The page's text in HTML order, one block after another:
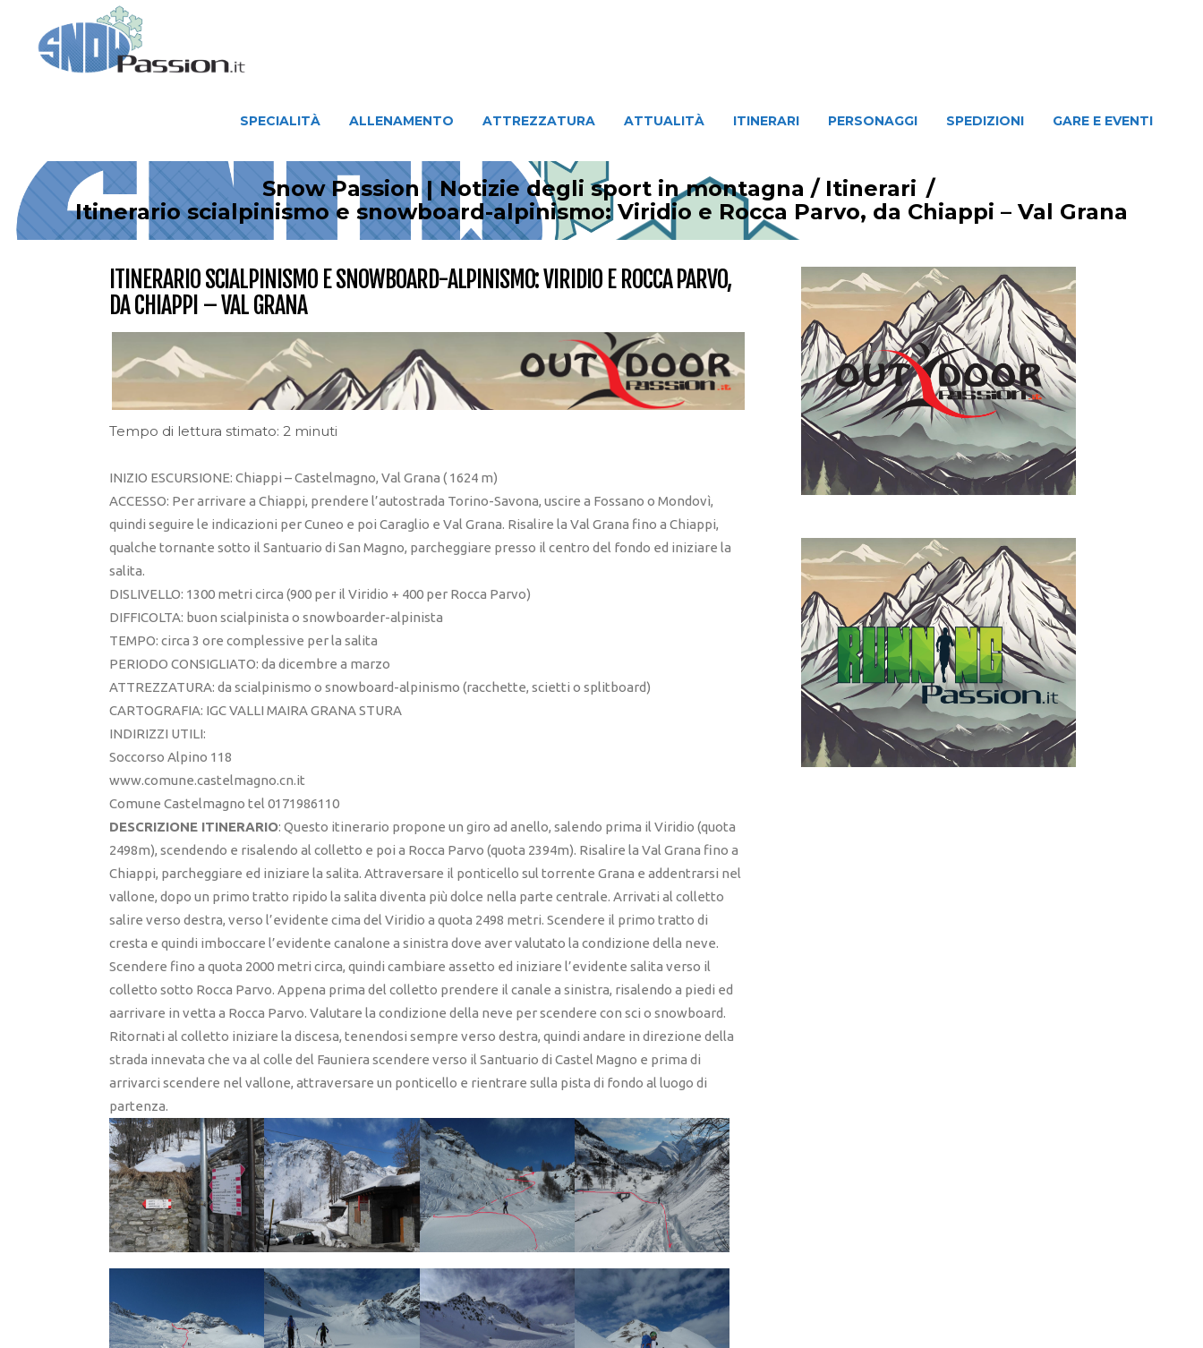
SPECIALITÀ ALLENAMENTO ATTREZZATURA ATTUALITÀ ITINERARI PERSONAGGI SPEDIZIONI GARE E EVENTI
Snow Passion | Notizie degli sport in montagna / Itinerari /
Itinerario scialpinismo e snowboard-alpinismo: Viridio e Rocca Parvo, da Chiappi – Val Grana
ITINERARIO SCIALPINISMO E SNOWBOARD-ALPINISMO: VIRIDIO E ROCCA PARVO,
DA CHIAPPI – VAL GRANA
Tempo di lettura stimato: 2 minuti
INIZIO ESCURSIONE: Chiappi – Castelmagno, Val Grana ( 1624 m)
ACCESSO: Per arrivare a Chiappi, prendere l’autostrada Torino-Savona, uscire a Fossano o Mondovì,
quindi seguire le indicazioni per Cuneo e poi Caraglio e Val Grana. Risalire la Val Grana fino a Chiappi,
qualche tornante sotto il Santuario di San Magno, parcheggiare presso il centro del fondo ed iniziare la
salita.
DISLIVELLO: 1300 metri circa (900 per il Viridio + 400 per Rocca Parvo)
DIFFICOLTA: buon scialpinista o snowboarder-alpinista
TEMPO: circa 3 ore complessive per la salita
PERIODO CONSIGLIATO: da dicembre a marzo
ATTREZZATURA: da scialpinismo o snowboard-alpinismo (racchette, scietti o splitboard)
CARTOGRAFIA: IGC VALLI MAIRA GRANA STURA
INDIRIZZI UTILI:
Soccorso Alpino 118
www.comune.castelmagno.cn.it
Comune Castelmagno tel 0171986110
DESCRIZIONE ITINERARIO: Questo itinerario propone un giro ad anello, salendo prima il Viridio (quota
2498m), scendendo e risalendo al colletto e poi a Rocca Parvo (quota 2394m). Risalire la Val Grana fino a
Chiappi, parcheggiare ed iniziare la salita. Attraversare il ponticello sul torrente Grana e addentrarsi nel
vallone, dopo un primo tratto ripido la salita diventa più dolce nella parte centrale. Arrivati al colletto
salire verso destra, verso l’evidente cima del Viridio a quota 2498 metri. Scendere il primo tratto di
cresta e quindi imboccare l’evidente canalone a sinistra dove aver valutato la condizione della neve.
Scendere fino a quota 2000 metri circa, quindi cambiare assetto ed iniziare l’evidente salita verso il
colletto sotto Rocca Parvo. Appena prima del colletto prendere il canale a sinistra, risalendo a piedi ed
aarrivare in vetta a Rocca Parvo. Valutare la condizione della neve per scendere con sci o snowboard.
Ritornati al colletto iniziare la discesa, tenendosi sempre verso destra, quindi andare in direzione della
strada innevata che va al colle del Fauniera scendere verso il Santuario di Castel Magno e prima di
arrivarci scendere nel vallone, attraversare un ponticello e rientrare sulla pista di fondo al luogo di
partenza.